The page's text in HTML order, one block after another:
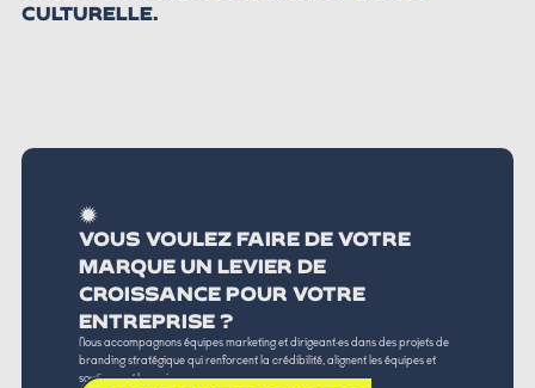
CULTURELLE.
VOUS VOULEZ FAIRE DE VOTRE
MARQUE UN LEVIER DE
CROISSANCE POUR VOTRE
ENTREPRISE ?
Nous accompagnons équipes marketing et dirigeant·es dans des projets de
branding stratégique qui renforcent la crédibilité, alignent les équipes et
soutiennent la croissance.